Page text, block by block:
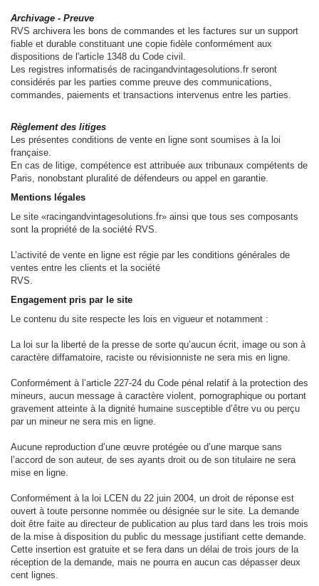
Archivage - Preuve
RVS archivera les bons de commandes et les factures sur un support
fiable et durable constituant une copie fidèle conformément aux
dispositions de l'article 1348 du Code civil.
Les registres informatisés de racingandvintagesolutions.fr seront
considérés par les parties comme preuve des communications,
commandes, paiements et transactions intervenus entre les parties.
Règlement des litiges
Les présentes conditions de vente en ligne sont soumises à la loi
française.
En cas de litige, compétence est attribuée aux tribunaux compétents de
Paris, nonobstant pluralité de défendeurs ou appel en garantie.
Mentions légales
Le site «racingandvintagesolutions.fr» ainsi que tous ses composants
sont la propriété de la société RVS.
L’activité de vente en ligne est régie par les conditions générales de
ventes entre les clients et la société
RVS.
Engagement pris par le site
Le contenu du site respecte les lois en vigueur et notamment :
La loi sur la liberté de la presse de sorte qu’aucun écrit, image ou son à
caractère diffamatoire, raciste ou révisionniste ne sera mis en ligne.
Conformément à l’article 227-24 du Code pénal relatif à la protection des
mineurs, aucun message à caractère violent, pornographique ou portant
gravement atteinte à la dignité humaine susceptible d’être vu ou perçu
par un mineur ne sera mis en ligne.
Aucune reproduction d’une œuvre protégée ou d’une marque sans
l’accord de son auteur, de ses ayants droit ou de son titulaire ne sera
mise en ligne.
Conformément à la loi LCEN du 22 juin 2004, un droit de réponse est
ouvert à toute personne nommée ou désignée sur le site. La demande
doit être faite au directeur de publication au plus tard dans les trois mois
de la mise à disposition du public du message justifiant cette demande.
Cette insertion est gratuite et se fera dans un délai de trois jours de la
réception de la demande, mais ne pourra en aucun cas dépasser deux
cent lignes.